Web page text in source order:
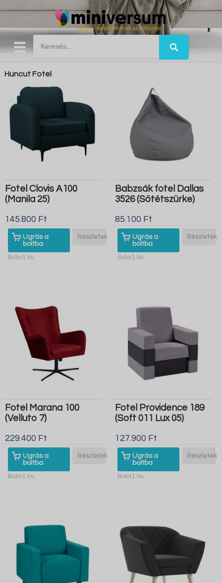
Huncut Fotel
Fotel Clovis A100
(Manila 25)
145.800 Ft
Ugrás a
boltba
Részletek
Butor1.hu
Babzsák fotel Dallas
3526 (Sötétszürke)
85.100 Ft
Ugrás a
boltba
Részletek
Butor1.hu
Fotel Marana 100
(Velluto 7)
229.400 Ft
Ugrás a
boltba
Részletek
Butor1.hu
Fotel Providence 189
(Soft 011 Lux 05)
127.900 Ft
Ugrás a
boltba
Részletek
Butor1.hu